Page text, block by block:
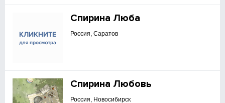
Спирина Люба
Россия, Саратов
Спирина Любовь
Россия, Новосибирск